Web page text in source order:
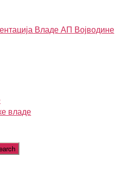
Владе АП Војводине
владе